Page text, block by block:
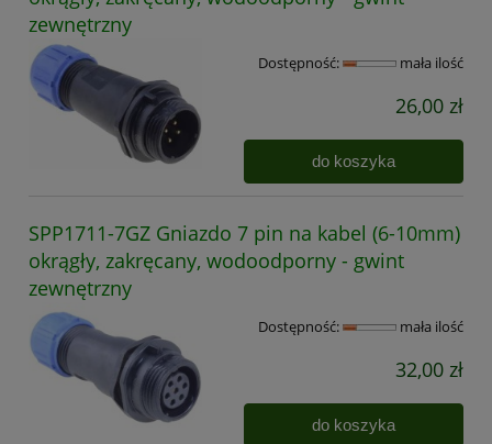
zewnętrzny
Dostępność: mała ilość
26,00 zł
do koszyka
SPP1711-7GZ Gniazdo 7 pin na kabel (6-10mm)
okrągły, zakręcany, wodoodporny - gwint
zewnętrzny
Dostępność: mała ilość
32,00 zł
do koszyka